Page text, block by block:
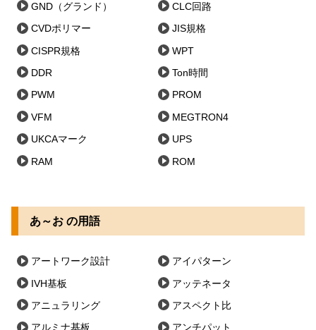
GND（グランド） CLC回路
CVDポリマー JIS規格
CISPR規格 WPT
DDR Ton時間
PWM PROM
VFM MEGTRON4
UKCAマーク UPS
RAM ROM
あ～お の用語
アートワーク設計 アイパターン
IVH基板 アッテネータ
アニュラリング アスペクト比
アルミナ基板 アンチパット